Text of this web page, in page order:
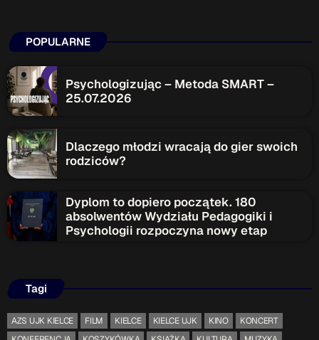
POPULARNE
Psychologizując – Metoda SMART –
25.07.2026
Dlaczego młodzi wracają do gier swoich
rodziców?
Dyplom to dopiero początek. 180
absolwentów Wydziału Pedagogiki i
Psychologii rozpoczyna nowy etap
Tagi
AZS UJK KIELCE FILM KIELCE KIELCE UJK KINO
KONCERT